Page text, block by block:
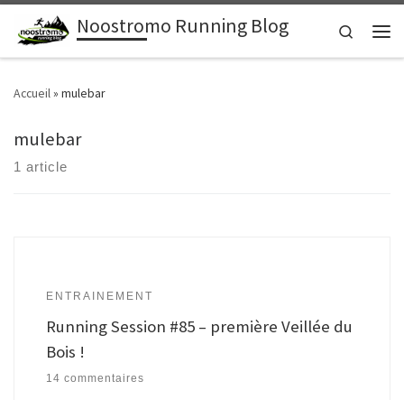
Passer au contenuNoostromo Running Blog
Search
Accueil» mulebar
mulebar
1 article
ENTRAINEMENT
Running Session #85 – première Veillée du
Bois !
14 commentaires